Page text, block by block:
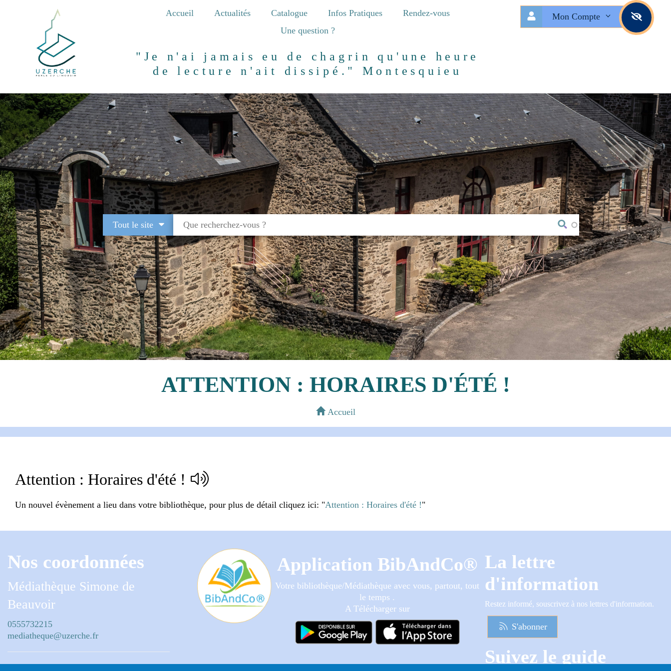
Accueil Actualités Catalogue Infos Pratiques
Rendez-vous
Une question ?
"Je n'ai jamais eu de chagrin qu'une heure
de lecture n'ait dissipé." Montesquieu
Mon Compte
Tout le site
ATTENTION : HORAIRES D'ÉTÉ !
Accueil
Attention : Horaires d'été !
Un nouvel évènement a lieu dans votre bibliothèque, pour plus de détail cliquez ici: "Attention : Horaires d'été !"
Nos coordonnées
Médiathèque Simone de
Beauvoir
0555732215
mediatheque@uzerche.fr
Application BibAndCo®
Votre bibliothèque/Médiathèque avec vous, partout, tout
le temps .
A Télécharger sur
La lettre
d'information
Restez informé, souscrivez à nos lettres d'information.
S'abonner
Suivez le guide